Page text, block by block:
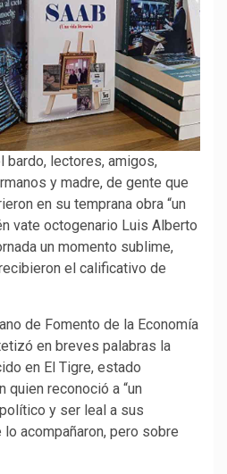
bardo, lectores, amigos,
y madre, de gente que
en su temprana obra “un
vate octogenario Luis Alberto
un momento sublime,
el calificativo de
de Fomento de la Economía
en breves palabras la
en El Tigre, estado
quien reconoció a “un
y ser leal a sus
acompañaron, pero sobre